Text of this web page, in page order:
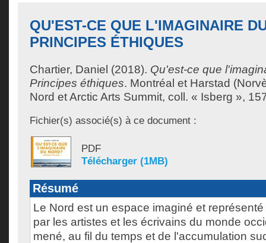
QU'EST-CE QUE L'IMAGINAIRE
PRINCIPES ÉTHIQUES
Chartier, Daniel (2018). Qu'est-ce que
Principes éthiques. Montréal et Harstad
Nord et Arctic Arts Summit, coll. « Isberg »,
Fichier(s) associé(s) à ce document :
PDF
Télécharger (1MB)
Résumé
Le Nord est un espace imaginé et
par les artistes et les écrivains du monde
mené, au fil du temps et de l'accumulation